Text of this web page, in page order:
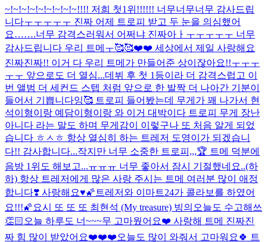
~!~!~!~!~!~!~!~!~!!!! 저희 첫1위!!!!!! 너무너무너무 감사드립
니다ㅜㅜㅜㅜㅜ 진짜 어제 트로피 받고 두 눈을 의심했어
요…….너무 감격스러워서 어쩌냐 진짜아ㅏㅜㅜㅜㅜㅜ 너무
감사드립니다 우리 트메ㅜ🥰🥰❤️❤️ 세상에서 제일 사랑해요
진짜진짜!! 이거 다 우리 트메가 만들어준 상이잖아요!!ㅜㅜㅜ
ㅜㅜ 앞으로도 더 열심...데뷔 후 첫 1등이라 더 감격스럽고 이
번 앨범 더 세컨드 스텝 처럼 앞으로 한 발짝 더 나아간 기분이
들어서 기쁩니다잉🥰 트로피 들어봤는데 무게가 꽤 나가서 현
석이형이랑 예담이형이랑 와 이거 대박이다 트로피 무게 장난
아니다 라는 말도 하며 무게감이 이렇구나 또 처음 알게 되었
습니다 ㅎㅅㅎ 항상 열심히 하는 트레저 도영이가 되겠습니
다!! 감사합니다...작지만 너무 소중한 트로피,,,🏆 트메 덕분에
음방 1위도 해보고...ㅠㅠㅠ 너무 좋아서 잠시 기절했네요..(하
하) 항상 트레저에게 많은 사랑 주시는 트메 여러분 많이 애정
합니다❣️ 사랑해요♥️🌠트레저와 이마트24가 콜라보를 하였어
요!!!🌠요시 또 또 또 최현석 (My treasure) 빙의 오늘도 수고해쓰
👏🏻 오늘 하루도 너~~~무 고마웠어요❤️ 사랑해 트메 진짜진
짜 힘 많이 받았어요❤️❤️❤️오늘도 많이 와줘서 고마워요🍀 트